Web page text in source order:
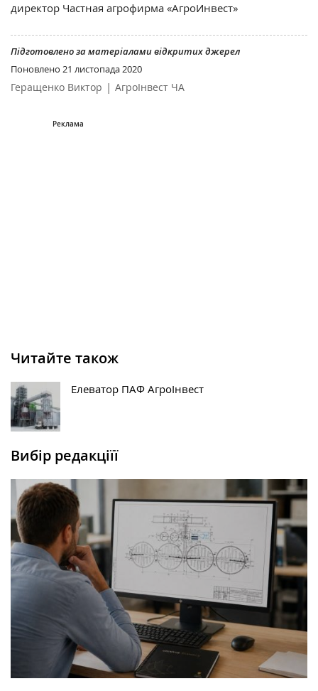
директор Частная агрофирма «АгроИнвест»
Підготовлено за матеріалами відкритих джерел
Поновлено 21 листопада 2020
Геращенко Виктор | АгроІнвест ЧА
Читайте також
Елеватор ПАФ АгроІнвест
Вибір редакціїї